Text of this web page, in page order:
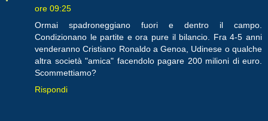
ore 09:25
Ormai spadroneggiano fuori e dentro il campo.
Condizionano le partite e ora pure il bilancio. Fra 4-5 anni
venderanno Cristiano Ronaldo a Genoa, Udinese o qualche
altra società "amica" facendolo pagare 200 milioni di euro.
Scommettiamo?
Rispondi